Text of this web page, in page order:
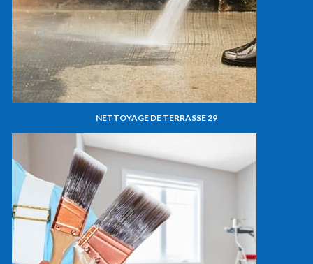
NETTOYAGE DE TERRASSE 29